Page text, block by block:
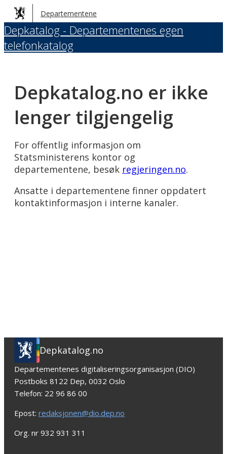
Hopp
til
hovedinnhold
Departementene
Depkatalog - Departementenes egen
telefonkatalog
Depkatalog.no er ikke
lenger tilgjengelig
For offentlig informasjon om
Statsministerens kontor og
departementene, besøk regjeringen.no.
Ansatte i departementene finner oppdatert
kontaktinformasjon i interne kanaler.
Depkatalog.no
Departementenes digitaliseringsorganisasjon (DIO)
Postboks 8122 Dep, 0032 Oslo
Telefon: 22 96 86 00
Epost: redaksjonen@dio.dep.no
Org. nr 932 931 311